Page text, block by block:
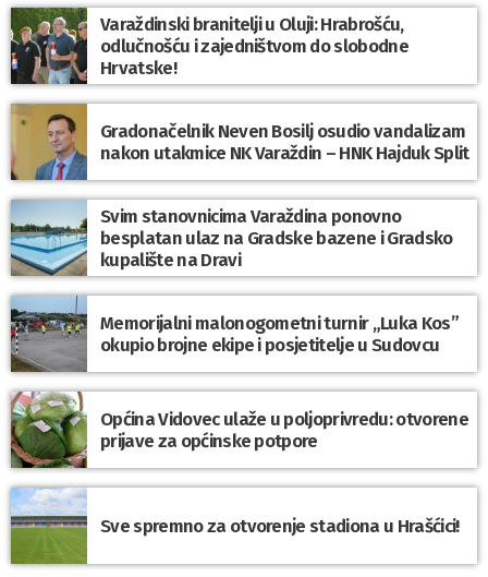
Varaždinski branitelji u Oluji: Hrabrošću,
odlučnošću i zajedništvom do slobodne
Hrvatske!
Gradonačelnik Neven Bosilj osudio vandalizam
nakon utakmice NK Varaždin – HNK Hajduk Split
Svim stanovnicima Varaždina ponovno
besplatan ulaz na Gradske bazene i Gradsko
kupalište na Dravi
Memorijalni malonogometni turnir „Luka Kos”
okupio brojne ekipe i posjetitelje u Sudovcu
Općina Vidovec ulaže u poljoprivredu: otvorene
prijave za općinske potpore
Sve spremno za otvorenje stadiona u Hrašćici!